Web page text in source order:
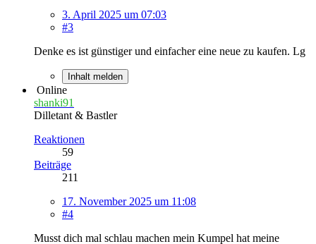
3. April 2025 um 07:03
#3
Denke es ist günstiger und einfacher eine neue zu kaufen. Lg
Inhalt melden
Online
shanki91
Dilletant & Bastler
Reaktionen
59
Beiträge
211
17. November 2025 um 11:08
#4
Musst dich mal schlau machen mein Kumpel hat meine